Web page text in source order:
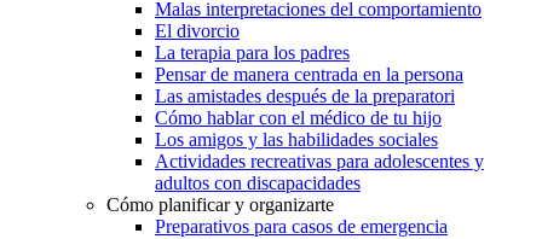
Malas interpretaciones del comportamiento
El divorcio
La terapia para los padres
Pensar de manera centrada en la persona
Las amistades después de la preparatori
Cómo hablar con el médico de tu hijo
Los amigos y las habilidades sociales
Actividades recreativas para adolescentes y
adultos con discapacidades
Cómo planificar y organizarte
Preparativos para casos de emergencia